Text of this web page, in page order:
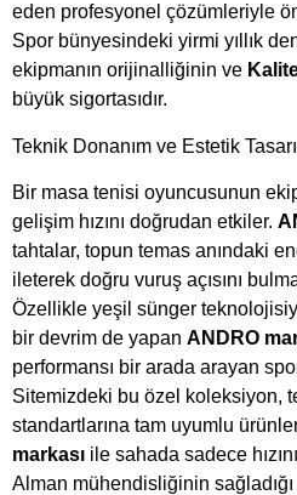
eden profesyonel çözümleriyle
Spor bünyesindeki yirmi yıllık
ekipmanın orijinalliğinin ve
büyük sigortasıdır.
Teknik Donanım ve Estetik
Bir masa tenisi oyuncusunun
gelişim hızını doğrudan etkiler.
tahtalar, topun temas anındaki
ileterek doğru vuruş açısını
Özellikle yeşil sünger
bir devrim de yapan ANDRO
performansı bir arada arayan
Sitemizdeki bu özel koleksiyon,
standartlarına tam uyumlu
markası ile sahada sadece
Alman mühendisliğinin